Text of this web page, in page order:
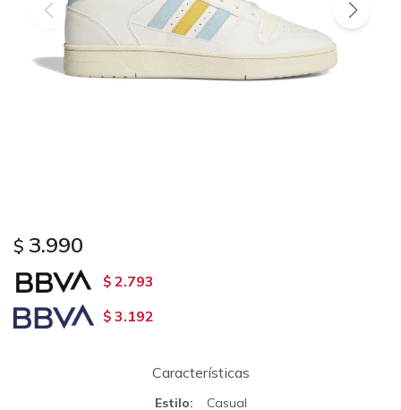
$ 3.990
$ 2.793
$ 3.192
Características
Estilo
Casual